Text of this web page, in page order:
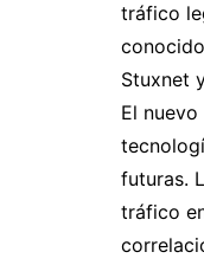
tráfico
Stuxnet
El
futuras.
tráfico